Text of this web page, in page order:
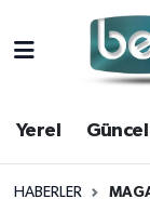
Yerel Güncel
HABERLER
Yerel
Güncel
Politika
Hava
Trafik
Süper Lig